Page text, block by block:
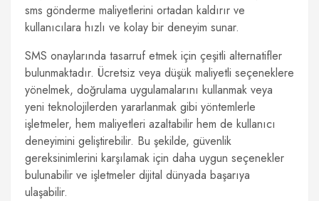
sms gönderme maliyetlerini ortadan kaldırır ve
kullanıcılara hızlı ve kolay bir deneyim sunar.
SMS onaylarında tasarruf etmek için çeşitli alternatifler
bulunmaktadır. Ücretsiz veya düşük maliyetli seçeneklere
yönelmek, doğrulama uygulamalarını kullanmak veya
yeni teknolojilerden yararlanmak gibi yöntemlerle
işletmeler, hem maliyetleri azaltabilir hem de kullanıcı
deneyimini geliştirebilir. Bu şekilde, güvenlik
gereksinimlerini karşılamak için daha uygun seçenekler
bulunabilir ve işletmeler dijital dünyada başarıya
ulaşabilir.